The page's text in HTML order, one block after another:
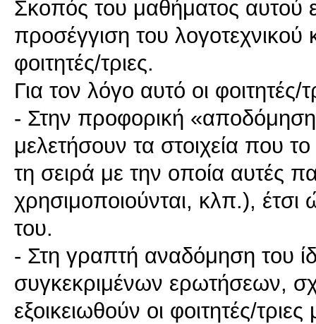
Σκοπός του μαθήματος αυτού
προσέγγιση του λογοτεχνικού
φοιτητές/τριες.
Για τον λόγο αυτό οι
- Στην προφορική
μελετήσουν τα στοιχεία που
τη σειρά με την οποία αυτές
χρησιμοποιούνται, κλπ.), έτσι
του.
- Στη γραπτή αναδόμηση του
συγκεκριμένων ερωτήσεων,
εξοικειωθούν οι φοιτητές/